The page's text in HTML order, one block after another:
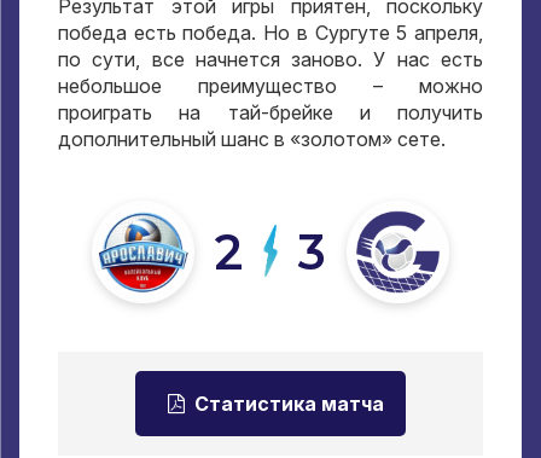
Результат этой игры приятен, поскольку
победа есть победа. Но в Сургуте 5 апреля,
по сути, все начнется заново. У нас есть
небольшое преимущество – можно
проиграть на тай-брейке и получить
дополнительный шанс в «золотом» сете.
2 3
Статистика матча